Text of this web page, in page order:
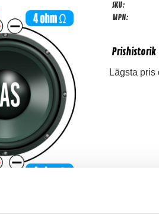
SKU:
MPN:
Prishistorik
Lägsta